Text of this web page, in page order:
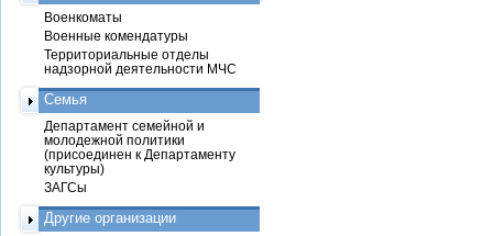
Военкоматы
Военные комендатуры
Территориальные отделы
надзорной деятельности МЧС
Семья
Департамент семейной и
молодежной политики
(присоединен к Департаменту
культуры)
ЗАГСы
Другие организации